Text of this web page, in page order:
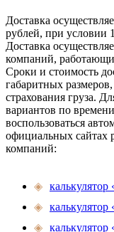
Доставка
рублей, при условии
Доставка
компаний,
Сроки и стоимость
габаритных
страхования груза.
вариантов по
воспользоваться
официальных сайтах
компаний:
◈
◈
◈ калькулятор